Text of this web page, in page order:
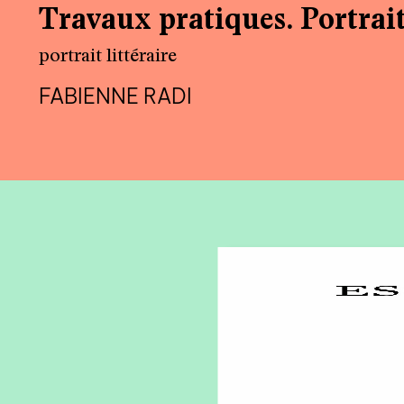
Travaux pratiques.
portrait littéraire
FABIENNE RADI